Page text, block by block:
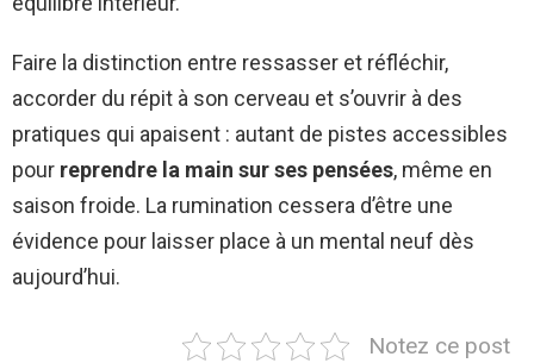
Faire la distinction entre ressasser et réfléchir,
accorder du répit à son cerveau et s’ouvrir à des
pratiques qui apaisent : autant de pistes accessibles
pour reprendre la main sur ses pensées, même en
saison froide. La rumination cessera d’être une
évidence pour laisser place à un mental neuf dès
aujourd’hui.
Notez ce post